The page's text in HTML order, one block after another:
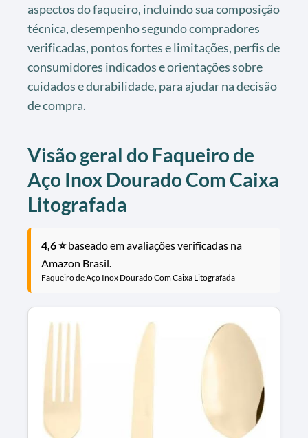
aspectos do faqueiro, incluindo sua composição
técnica, desempenho segundo compradores
verificadas, pontos fortes e limitações, perfis de
consumidores indicados e orientações sobre
cuidados e durabilidade, para ajudar na decisão
de compra.
Visão geral do Faqueiro de
Aço Inox Dourado Com Caixa
Litografada
4,6 ⭐baseado em avaliações verificadas na
Amazon Brasil.
Faqueiro de Aço Inox Dourado Com Caixa Litografada